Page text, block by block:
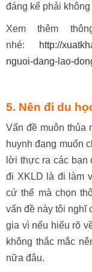
đáng kể phải không
Xem thêm
nhé:
http://
nguoi-dang-lao-
5. Nên đi du
Vấn đề muôn thủa
huynh đang muốn
lời thực ra các bạn
đi XKLD là đi làm
cứ thế mà chọn
vấn đề này tôi nghĩ
gia vì nếu hiểu rõ
không thắc mắc
nữa đâu.